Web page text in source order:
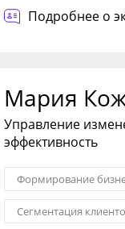
Личностный рост и
Подробнее о
Мария
Управление
эффективность
Формирование
Сегментация